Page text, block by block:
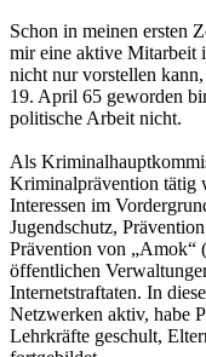
Schon in meinen ersten
mir eine aktive Mitarbeit
nicht nur vorstellen
19. April 65 geworden
politische Arbeit nicht.
Als
Kriminalprävention tätig
Interessen im
Jugendschutz,
Prävention von „Amok“
öffentlichen
Internetstraftaten. In
Netzwerken aktiv, habe
Lehrkräfte geschult,